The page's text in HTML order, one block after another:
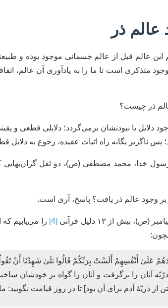
ذر
عالم قبل از عالم جسمانی موجود بوده و
متذکری است تا ما را به‌ یادآوری آن عالم،
ذر چیست؟
دلایل یا نبودنشان برمی‌گردد؛ دلایلی قطعی و
ناگزیر یگانه راه اثبات عقیده، رجوع به دلایل
خدا، محمد مصطفی (ص)، دو ثقل گران‌بهایی
بر وجود عالم ذر یافت؟ پاسخ، آری است.
از ۱۳ دلیل قرآنی [4]
را می‌یابیم
أَنْفُسِهِمْ أَلَسْتُ بِرَبِّكُمْ قَالُوا بَلَىٰ شَهِدْنَا أَنْ
آنان را برگرفت و آنان را گواه بر خودشان
از ذريّۀ آدم براى آن بود] تا در روز قيامت نگوييد: